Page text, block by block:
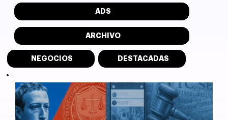
ADS
ARCHIVO
NEGOCIOS DESTACADAS